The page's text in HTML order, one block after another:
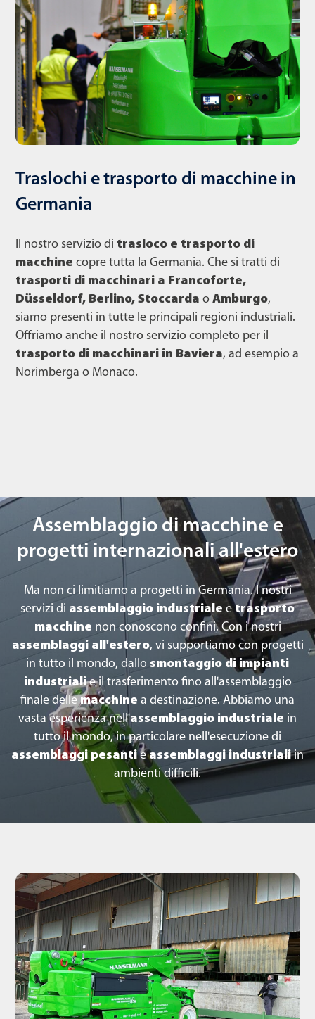
Traslochi e trasporto di macchine in
Germania
Il nostro servizio di trasloco e trasporto di
macchine copre tutta la Germania. Che si tratti di
trasporti di macchinari a Francoforte,
Düsseldorf, Berlino, Stoccarda o Amburgo,
siamo presenti in tutte le principali regioni industriali.
Offriamo anche il nostro servizio completo per il
trasporto di macchinari in Baviera, ad esempio a
Norimberga o Monaco.
Assemblaggio di macchine e
progetti internazionali all'estero
Ma non ci limitiamo a progetti in Germania. I nostri
servizi di assemblaggio industriale etrasporto
macchine non conoscono confini. Con i nostri
assemblaggi all'estero, vi supportiamo con progetti
in tutto il mondo, dallo smontaggio di impianti
industrialie il trasferimento fino all'assemblaggio
finale dellemacchine a destinazione. Abbiamo una
vasta esperienza nell'assemblaggio industriale in
tutto il mondo, in particolare nell'esecuzione di
assemblaggi pesantieassemblaggi industrialiin
ambienti difficili.